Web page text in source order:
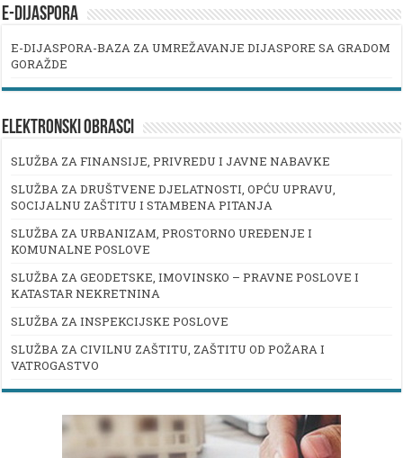
E-DIJASPORA
E-DIJASPORA-BAZA ZA UMREŽAVANJE DIJASPORE SA GRADOM
GORAŽDE
ELEKTRONSKI OBRASCI
SLUŽBA ZA FINANSIJE, PRIVREDU I JAVNE NABAVKE
SLUŽBA ZA DRUŠTVENE DJELATNOSTI, OPĆU UPRAVU,
SOCIJALNU ZAŠTITU I STAMBENA PITANJA
SLUŽBA ZA URBANIZAM, PROSTORNO UREĐENJE I
KOMUNALNE POSLOVE
SLUŽBA ZA GEODETSKE, IMOVINSKO – PRAVNE POSLOVE I
KATASTAR NEKRETNINA
SLUŽBA ZA INSPEKCIJSKE POSLOVE
SLUŽBA ZA CIVILNU ZAŠTITU, ZAŠTITU OD POŽARA I
VATROGASTVO